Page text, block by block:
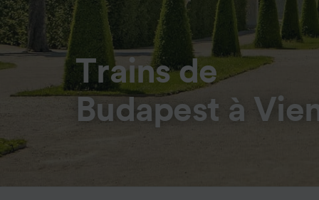
Trains de
Budapest à